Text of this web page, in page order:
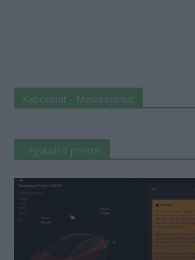
Kapcsolat - Médiaajánlat
Legutolsó postok